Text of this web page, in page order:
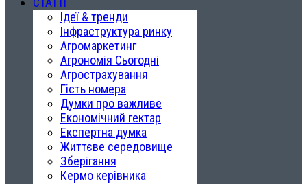
Ідеї & тренди
Інфраструктура ринку
Агромаркетинг
Агрономія Сьогодні
Агрострахування
Гість номера
Думки про важливе
Економічний гектар
Експертна думка
Життєве середовище
Зберігання
Кермо керівника